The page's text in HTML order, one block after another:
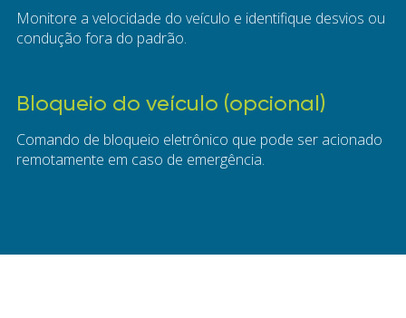
Monitore a velocidade do veículo e identifique desvios ou
condução fora do padrão.
Bloqueio do veículo (opcional)
Comando de bloqueio eletrônico que pode ser acionado
remotamente em caso de emergência.